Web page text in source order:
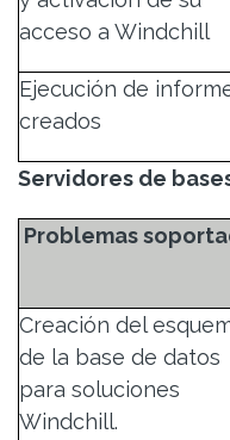
acceso a Windchill
Ejecución de
creados
Servidores de
Problemas
Creación del
de la base de datos
para soluciones
Windchill.